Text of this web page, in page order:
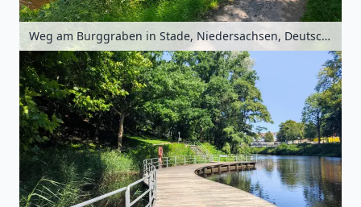
Weg am Burggraben in Stade, Niedersachsen, Deutschland